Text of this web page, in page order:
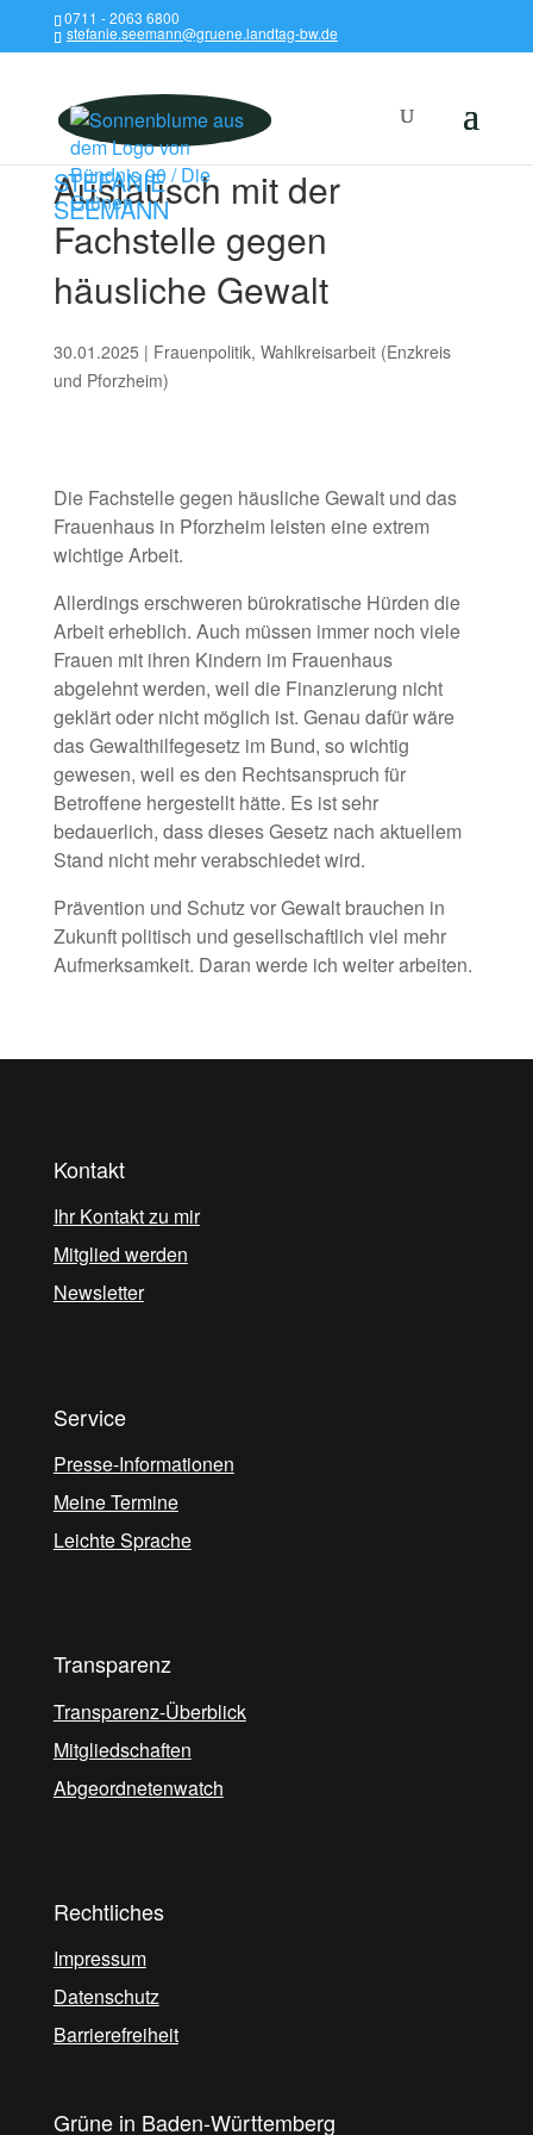
0711 - 2063 6800
stefanie.seemann@gruene.landtag-bw.de
STEFANIE
SEEMANN
Austausch mit der
Fachstelle gegen
häusliche Gewalt
30.01.2025 | Frauenpolitik, Wahlkreisarbeit (Enzkreis
und Pforzheim)
Die Fachstelle gegen häusliche Gewalt und das
Frauenhaus in Pforzheim leisten eine extrem
wichtige Arbeit.
Allerdings erschweren bürokratische Hürden die
Arbeit erheblich. Auch müssen immer noch viele
Frauen mit ihren Kindern im Frauenhaus
abgelehnt werden, weil die Finanzierung nicht
geklärt oder nicht möglich ist. Genau dafür wäre
das Gewalthilfegesetz im Bund, so wichtig
gewesen, weil es den Rechtsanspruch für
Betroffene hergestellt hätte. Es ist sehr
bedauerlich, dass dieses Gesetz nach aktuellem
Stand nicht mehr verabschiedet wird.
Prävention und Schutz vor Gewalt brauchen in
Zukunft politisch und gesellschaftlich viel mehr
Aufmerksamkeit. Daran werde ich weiter arbeiten.
Kontakt
Ihr Kontakt zu mir
Mitglied werden
Newsletter
Service
Presse-Informationen
Meine Termine
Leichte Sprache
Transparenz
Transparenz-Überblick
Mitgliedschaften
Abgeordnetenwatch
Rechtliches
Impressum
Datenschutz
Barrierefreiheit
Grüne in Baden-Württemberg